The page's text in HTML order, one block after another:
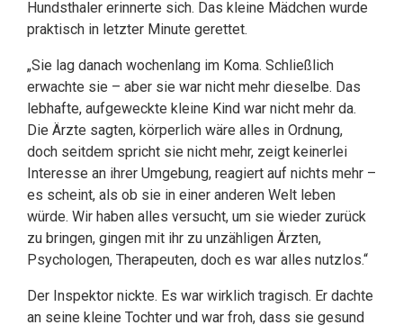
Hundsthaler erinnerte sich. Das kleine Mädchen wurde
praktisch in letzter Minute gerettet.
„Sie lag danach wochenlang im Koma. Schließlich
erwachte sie – aber sie war nicht mehr dieselbe. Das
lebhafte, aufgeweckte kleine Kind war nicht mehr da.
Die Ärzte sagten, körperlich wäre alles in Ordnung,
doch seitdem spricht sie nicht mehr, zeigt keinerlei
Interesse an ihrer Umgebung, reagiert auf nichts mehr –
es scheint, als ob sie in einer anderen Welt leben
würde. Wir haben alles versucht, um sie wieder zurück
zu bringen, gingen mit ihr zu unzähligen Ärzten,
Psychologen, Therapeuten, doch es war alles nutzlos.“
Der Inspektor nickte. Es war wirklich tragisch. Er dachte
an seine kleine Tochter und war froh, dass sie gesund